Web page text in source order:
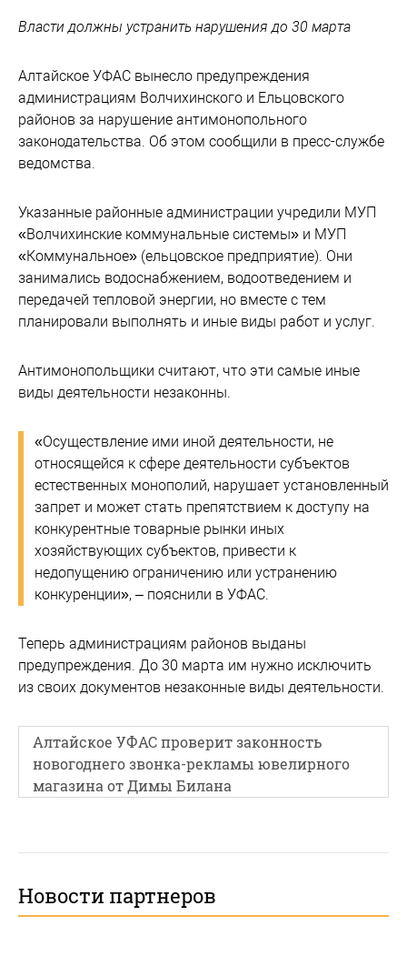
Власти должны устранить нарушения до 30 марта
Алтайское УФАС вынесло предупреждения
администрациям Волчихинского и Ельцовского
районов за нарушение антимонопольного
законодательства. Об этом сообщили в пресс-службе
ведомства.
Указанные районные администрации учредили МУП
«Волчихинские коммунальные системы» и МУП
«Коммунальное» (ельцовское предприятие). Они
занимались водоснабжением, водоотведением и
передачей тепловой энергии, но вместе с тем
планировали выполнять и иные виды работ и услуг.
Антимонопольщики считают, что эти самые иные
виды деятельности незаконны.
«Осуществление ими иной деятельности, не
относящейся к сфере деятельности субъектов
естественных монополий, нарушает установленный
запрет и может стать препятствием к доступу на
конкурентные товарные рынки иных
хозяйствующих субъектов, привести к
недопущению ограничению или устранению
конкуренции», – пояснили в УФАС.
Теперь администрациям районов выданы
предупреждения. До 30 марта им нужно исключить
из своих документов незаконные виды деятельности.
Алтайское УФАС проверит законность
новогоднего звонка-рекламы ювелирного
магазина от Димы Билана
Новости партнеров